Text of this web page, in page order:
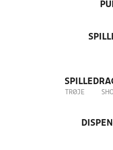
TRØJE